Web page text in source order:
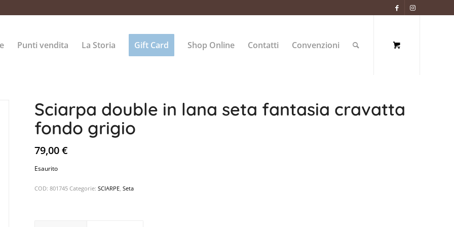
Punti vendita La Storia Gift Card Shop Online Contatti Convenzioni
Sciarpa double in lana seta fantasia cravatta
fondo grigio
79,00€
Esaurito
COD:801745 Categorie:SCIARPE,Seta